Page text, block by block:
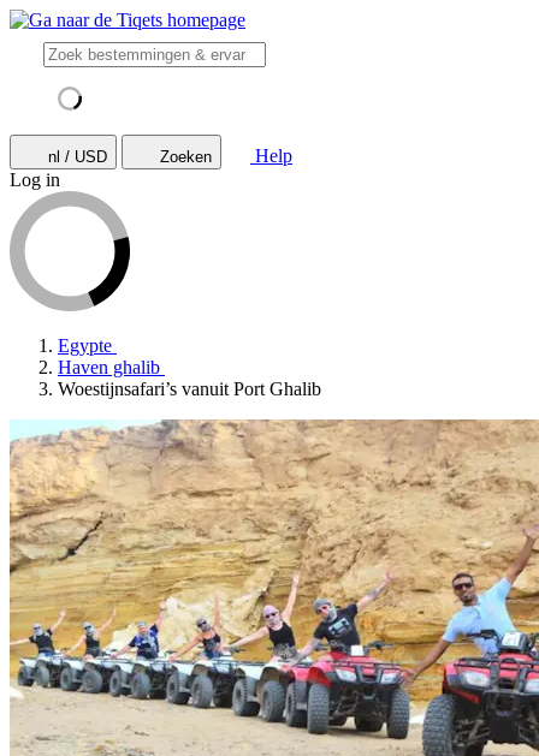
nl / USD Zoeken
Help
Log in
Egypte
Haven ghalib
Woestijnsafari’s vanuit Port Ghalib